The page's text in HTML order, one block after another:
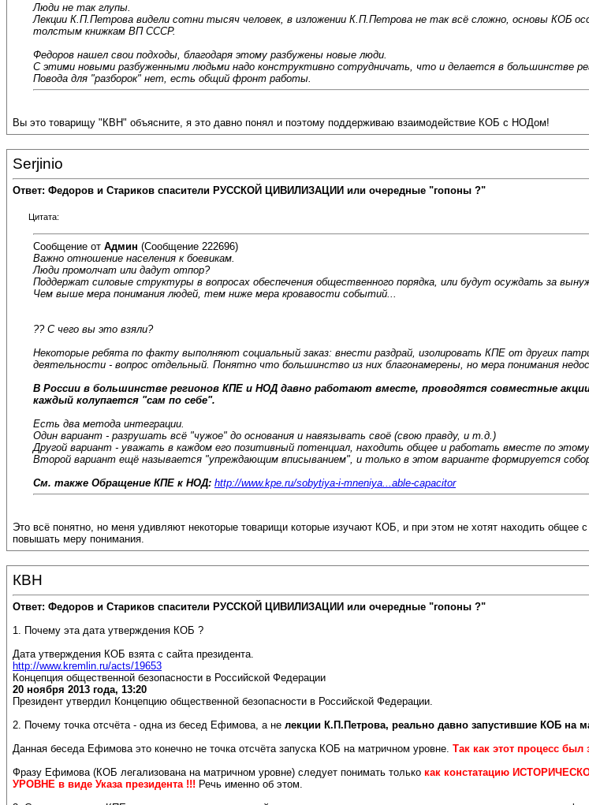
Люди не так глупы.
Лекции К.П.Петрова видели сотни тысяч человек, в изложении К.П.Петрова не так всё сложно, основы КОБ
толстым книжкам ВП СССР.
Федоров нашел свои подходы, благодаря этому разбужены новые люди.
С этими новыми разбуженными людьми надо конструктивно сотрудничать, что и делается в большинстве
Повода для "разборок" нет, есть общий фронт работы.
Вы это товарищу "КВН" объясните, я это давно понял и поэтому поддерживаю взаимодействие КОБ с НОДом!
Serjinio
Ответ: Федоров и Стариков спасители РУССКОЙ ЦИВИЛИЗАЦИИ или очередные "гопоны ?"
Цитата:
Сообщение от Админ (Сообщение 222696)
Важно отношение населения к боевикам.
Люди промолчат или дадут отпор?
Поддержат силовые структуры в вопросах обеспечения общественного порядка, или будут осуждать за
Чем выше мера понимания людей, тем ниже мера кровавости событий...
?? С чего вы это взяли?
Некоторые ребята по факту выполняют социальный заказ: внести раздрай, изолировать КПЕ от других
деятельности - вопрос отдельный. Понятно что большинство из них благонамерены, но мера понимания
В России в большинстве регионов КПЕ и НОД давно работают вместе, проводятся совместные
каждый колупается "сам по себе".
Есть два метода интеграции.
Один вариант - разрушать всё "чужое" до основания и навязывать своё (свою правду, и т.д.)
Другой вариант - уважать в каждом его позитивный потенциал, находить общее и работать вместе по
Второй вариант ещё называется "упреждающим вписыванием", и только в этом варианте формируется
См. также Обращение КПЕ к НОД: http://www.kpe.ru/sobytiya-i-mneniya...able-capacitor
Это всё понятно, но меня удивляют некоторые товарищи которые изучают КОБ, и при этом не хотят находить
повышать меру понимания.
КВН
Ответ: Федоров и Стариков спасители РУССКОЙ ЦИВИЛИЗАЦИИ или очередные "гопоны ?"
1. Почему эта дата утверждения КОБ ?
Дата утверждения КОБ взята с сайта президента.
http://www.kremlin.ru/acts/19653
Концепция общественной безопасности в Российской Федерации
20 ноября 2013 года, 13:20
Президент утвердил Концепцию общественной безопасности в Российской Федерации.
2. Почему точка отсчёта - одна из бесед Ефимова, а не лекции К.П.Петрова, реально давно запустившие КОБ на
Данная беседа Ефимова это конечно не точка отсчёта запуска КОБ на матричном уровне. Так как этот процесс
Фразу Ефимова (КОБ легализована на матричном уровне) следует понимать только как констатацию
УРОВНЕ в виде Указа президента !!! Речь именно об этом.